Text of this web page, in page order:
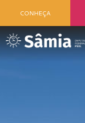
CONHEÇA